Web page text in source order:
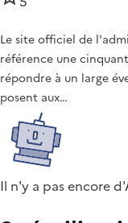
Le site officiel de
référence une
répondre à un large
posent aux…
Il n'y a pas encore